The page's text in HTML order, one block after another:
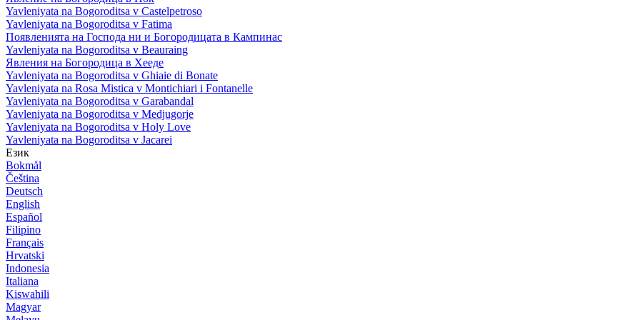
Yavleniyata na Bogoroditsa v Castelpetroso
Yavleniyata na Bogoroditsa v Fatima
Появленията на Господа ни и Богородицата в Кампинас
Yavleniyata na Bogoroditsa v Beauraing
Явления на Богородица в Хееде
Yavleniyata na Bogoroditsa v Ghiaie di Bonate
Yavleniyata na Rosa Mistica v Montichiari i Fontanelle
Yavleniyata na Bogoroditsa v Garabandal
Yavleniyata na Bogoroditsa v Medjugorje
Yavleniyata na Bogoroditsa v Holy Love
Yavleniyata na Bogoroditsa v Jacarei
Език
Bokmål
Čeština
Deutsch
English
Español
Filipino
Français
Hrvatski
Indonesia
Italiana
Kiswahili
Magyar